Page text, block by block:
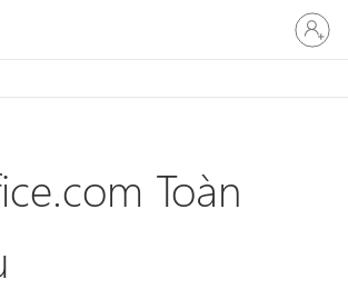
Đăng
nhập
tài
của
Toàn